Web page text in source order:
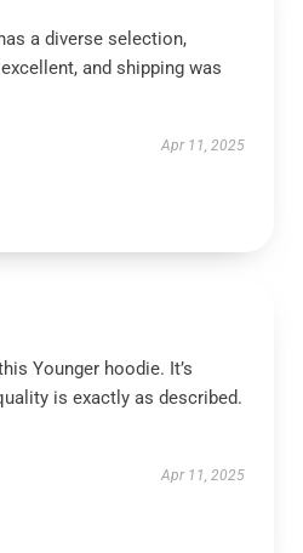
a diverse selection,
and shipping was
Apr 11, 2025
Younger hoodie. It’s
is exactly as described.
Apr 11, 2025